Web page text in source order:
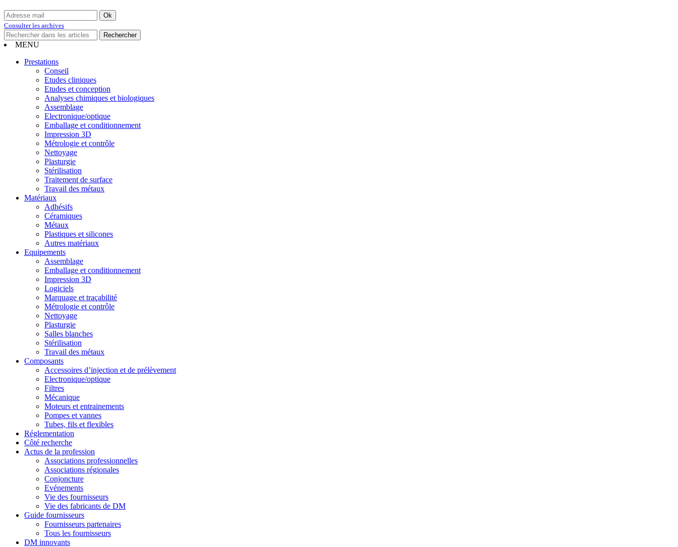
Consulter les archives
MENU
Prestations
Conseil
Etudes cliniques
Etudes et conception
Analyses chimiques et biologiques
Assemblage
Electronique/optique
Emballage et conditionnement
Impression 3D
Métrologie et contrôle
Nettoyage
Plasturgie
Stérilisation
Traitement de surface
Travail des métaux
Matériaux
Adhésifs
Céramiques
Métaux
Plastiques et silicones
Autres matériaux
Equipements
Assemblage
Emballage et conditionnement
Impression 3D
Logiciels
Marquage et traçabilité
Métrologie et contrôle
Nettoyage
Plasturgie
Salles blanches
Stérilisation
Travail des métaux
Composants
Accessoires d’injection et de prélèvement
Electronique/optique
Filtres
Mécanique
Moteurs et entrainements
Pompes et vannes
Tubes, fils et flexibles
Réglementation
Côté recherche
Actus de la profession
Associations professionnelles
Associations régionales
Conjoncture
Evénements
Vie des fournisseurs
Vie des fabricants de DM
Guide fournisseurs
Fournisseurs partenaires
Tous les fournisseurs
DM innovants